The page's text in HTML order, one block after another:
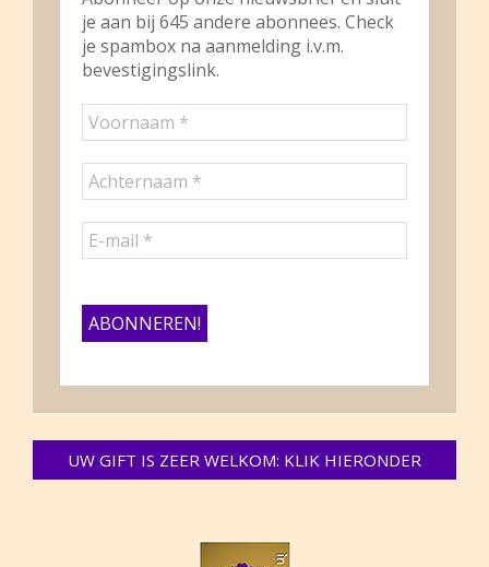
je aan bij 645 andere abonnees. Check
je spambox na aanmelding i.v.m.
bevestigingslink.
UW GIFT IS ZEER WELKOM: KLIK HIERONDER